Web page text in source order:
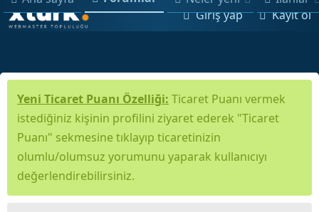
Giriş yap Kayıt ol
Yeni Ticaret Puanı Özelliği: Ticaret Puanı vermek
istediğiniz kişinin profilini ziyaret ederek "Ticaret
Puanı" sekmesine tıklayıp ticaretinizin
olumlu/olumsuz yorumunu yaparak kullanıcıyı
değerlendirebilirsiniz.